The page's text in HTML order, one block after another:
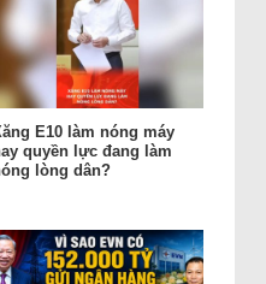
E10 làm nóng máy
quyền lực đang làm
lòng dân?